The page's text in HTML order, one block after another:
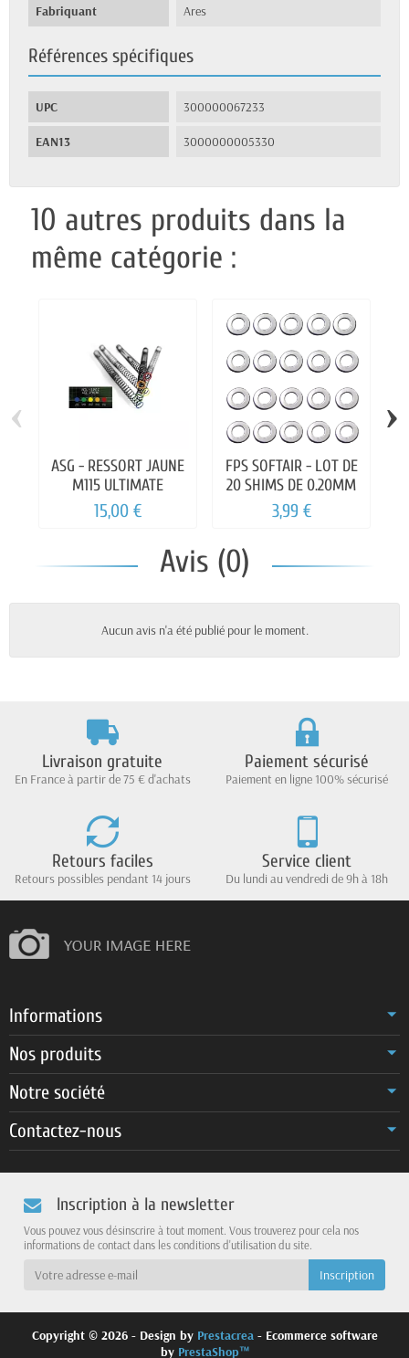
Fabriquant Ares
Références spécifiques
UPC 300000067233
EAN13 3000000005330
10 autres produits dans la
même catégorie :
ASG - RESSORT JAUNE
M115 ULTIMATE
15,00 €
FPS SOFTAIR - LOT DE
20 SHIMS DE 0.20MM
3,99 €
‹ ›
Avis (0)
Aucun avis n'a été publié pour le moment.
Livraison gratuite
En France à partir de 75 € d'achats
Paiement sécurisé
Paiement en ligne 100% sécurisé
Retours faciles
Retours possibles pendant 14 jours
Service client
Du lundi au vendredi de 9h à 18h
Informations
Nos produits
Notre société
Contactez-nous
Inscription à la newsletter
Vous pouvez vous désinscrire à tout moment. Vous trouverez pour cela nos
informations de contact dans les conditions d'utilisation du site.
Copyright © 2026 - Design by Prestacrea- Ecommerce software
by PrestaShop™